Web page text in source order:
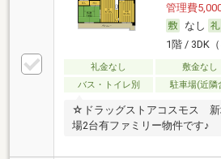
管理費
なし
1階 / 3DK
礼金なし 敷金なし
バス・トイレ別
駐車場(近隣
☆ドラッグストアコスモス
場2台有ファミリー物件です♪